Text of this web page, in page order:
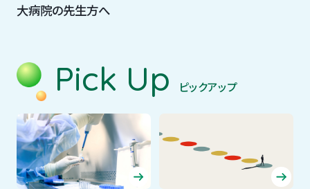
大病院の先生方へ
Pick Up ピックアップ